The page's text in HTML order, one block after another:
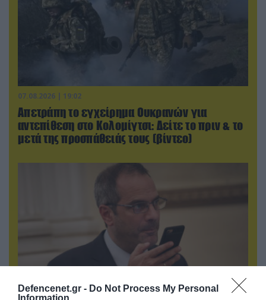
Defencenet.gr - Do Not Process My Personal
Information
07.08.2026 | 19:02
Απετράπη το εγχείρημα Ουκρανών για
αντεπίθεση στο Κολομίγτσι: Δείτε το πριν & το
μετά της προσπάθειάς τους (βίντεο)